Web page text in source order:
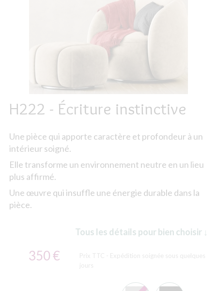
H222 - Écriture instinctive
Une pièce qui apporte caractère et profondeur à un
intérieur soigné.
Elle transforme un environnement neutre en un lieu
plus affirmé.
Une œuvre qui insuffle une énergie durable dans la
pièce.
Tous les détails pour bien choisir ↓
350 € Prix TTC
- Expédition soignée sous quelques
jours